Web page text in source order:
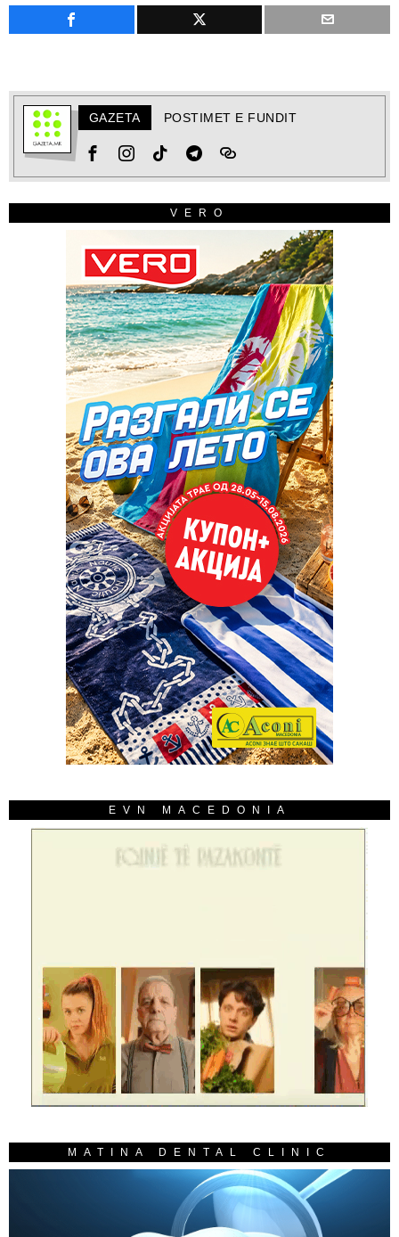
GAZETA POSTIMET E FUNDIT
VERO
EVN MACEDONIA
MATINA DENTAL CLINIC